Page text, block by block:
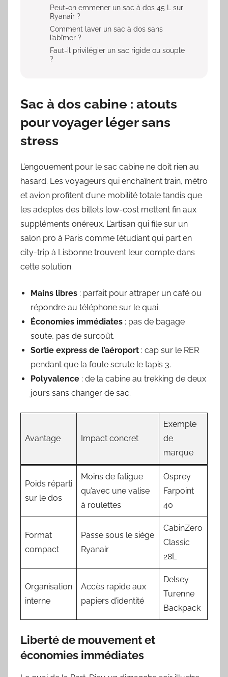
Peut-on emmener un sac à dos 45 L sur
Ryanair ?
Comment laver un sac à dos sans
l’abîmer ?
Faut-il privilégier un sac rigide ou souple
?
Sac à dos cabine : atouts
pour voyager léger sans
stress
L’engouement pour le sac cabine ne doit rien au
hasard. Les voyageurs qui enchaînent train, métro
et avion profitent d’une mobilité totale tandis que
les adeptes des billets low-cost mettent fin aux
suppléments onéreux. L’artisan qui file sur un
salon pro à Paris comme l’étudiant qui part en
city-trip à Lisbonne trouvent leur compte dans
cette solution.
Mains libres : parfait pour attraper un café ou
répondre au téléphone sur le quai.
Économies immédiates : pas de bagage
soute, pas de surcoût.
Sortie express de l’aéroport : cap sur le RER
pendant que la foule scrute le tapis 3.
Polyvalence : de la cabine au trekking de deux
jours sans changer de sac.
Avantage Impact concret
Exemple
de
marque
Poids réparti
sur le dos
Moins de fatigue
qu’avec une valise
à roulettes
Osprey
Farpoint
40
Format
compact
Passe sous le siège
Ryanair
CabinZero
Classic
28L
Organisation
interne
Accès rapide aux
papiers d’identité
Delsey
Turenne
Backpack
Liberté de mouvement et
économies immédiates